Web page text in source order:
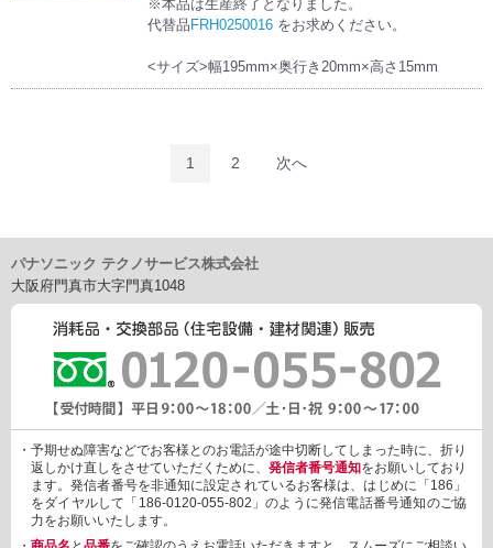
※本品は生産終了となりました。
代替品 FRH0250016をお求めください。
<サイズ>幅195mm×奥行き20mm×高さ15mm
1 2 次へ
パナソニック テクノサービス株式会社
大阪府門真市大字門真1048
・予期せぬ障害などでお客様とのお電話が途中切断してしまった時に、折り
返しかけ直しをさせていただくために、 発信者番号通知をお願いしており
ます。発信者番号を非通知に設定されているお客様は、はじめに「186」
をダイヤルして「186-0120-055-802」のように発信電話番号通知のご協
力をお願いいたします。